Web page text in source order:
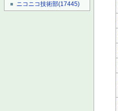
ニコニコ技術部(17445)